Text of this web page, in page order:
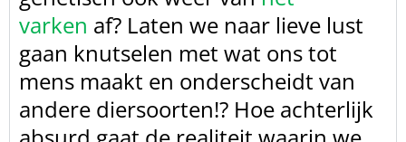
varken af? Laten we naar lieve lust
gaan knutselen met wat ons tot
mens maakt en onderscheidt van
andere diersoorten!? Hoe achterlijk